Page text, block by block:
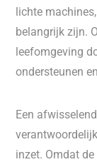
lichte
belangrijk zijn.
leefomgeving
ondersteunen
Een
inzet. Omdat